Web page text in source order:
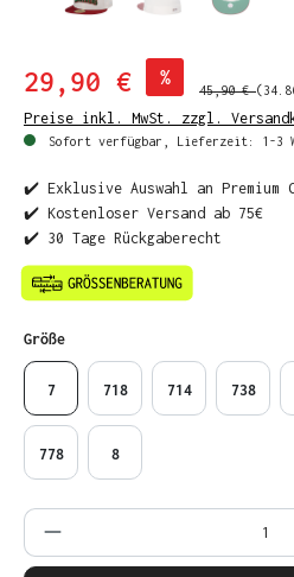
29,90 € %
45,90 €
Preise inkl. MwSt. zzgl.
Sofort verfügbar, Lieferzeit: 1-3
✔️ Exklusive Auswahl an Premium
✔️ Kostenloser Versand ab 75€
✔️ 30 Tage Rückgaberecht
Größeauswählen
7 718 714 738
778 8
Produkt Anzahl: Gib